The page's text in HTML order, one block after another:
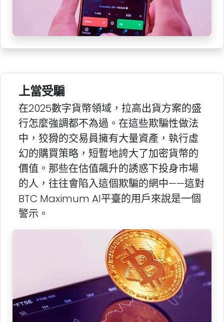
上當受騙
在2025數字貨幣領域，拉高出貨方案的盛
行怎麼強調都不為過。在這些欺騙性做法
中，狡猾的交易員擁有大量資產，執行虛
幻的購買策略，短暫地誇大了加密貨幣的
價值。那些在估值飆升的誘惑下投身市場
的人，往往會陷入這個欺騙的網中——這對
BTC Maximum AI平臺的用戶來說是一個
警示。